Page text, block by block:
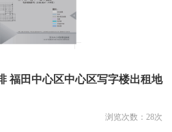
福田中心区中心区写字楼出租地
浏览次数： 28次